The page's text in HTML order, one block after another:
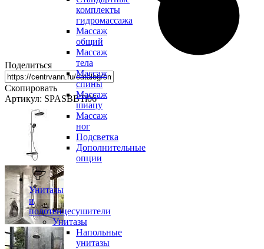
комплекты
гидромассажа
Массаж
общий
Массаж
тела
Массаж
спины
Массаж
шиацу
Массаж
ног
Подсветка
Дополнительные
опции
Унитазы
и
полотенцесушители
Унитазы
Напольные
унитазы
Поделиться
Скопировать
Артикул: SPASBBTi06